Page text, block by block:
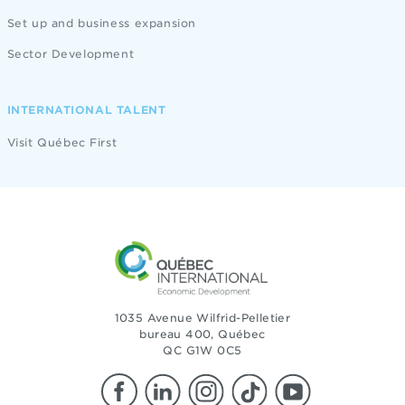
Set up and business expansion
Sector Development
INTERNATIONAL TALENT
Visit Québec First
1035 Avenue Wilfrid-Pelletier
bureau 400, Québec
QC G1W 0C5